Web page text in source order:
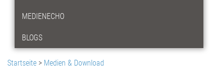
MEDIENECHO
BLOGS
Startseite > Medien & Download